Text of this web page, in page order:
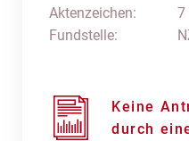
Aktenzeichen:
Fundstelle:
7
Keine
durch